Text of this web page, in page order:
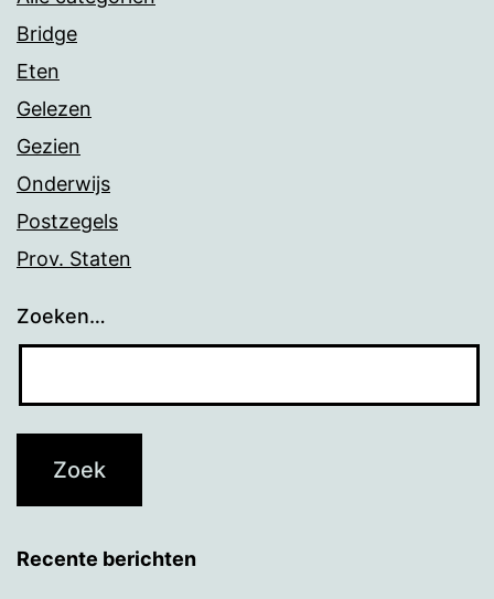
Bridge
Eten
Gelezen
Gezien
Onderwijs
Postzegels
Prov. Staten
Zoeken…
Recente berichten